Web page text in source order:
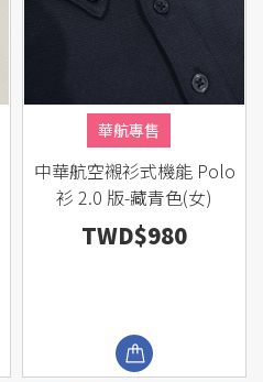
華航專售
中華航空襯衫式機能 Polo
衫 2.0 版-藏青色(女)
TWD$980